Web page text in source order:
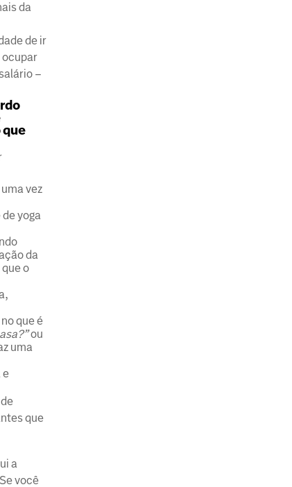
da
de ir
ocupar
–
vez
yoga
da
o
que é
ou
uma
e
que
a
você